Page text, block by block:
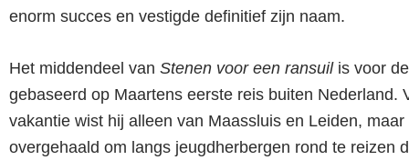
enorm succes en vestigde definitief zijn naam.
Het middendeel van Stenen voor een ransuilis voor
gebaseerd op Maartens eerste reis buiten Nederland.
vakantie wist hij alleen van Maassluis en Leiden,
overgehaald om langs jeugdherbergen rond te reizen